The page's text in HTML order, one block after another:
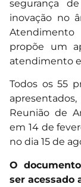
segurança
inovação no
Atendimento
propõe um
atendimento
Todos os 55
Reunião de
em 14 de
no dia 15 de
O
ser acessado